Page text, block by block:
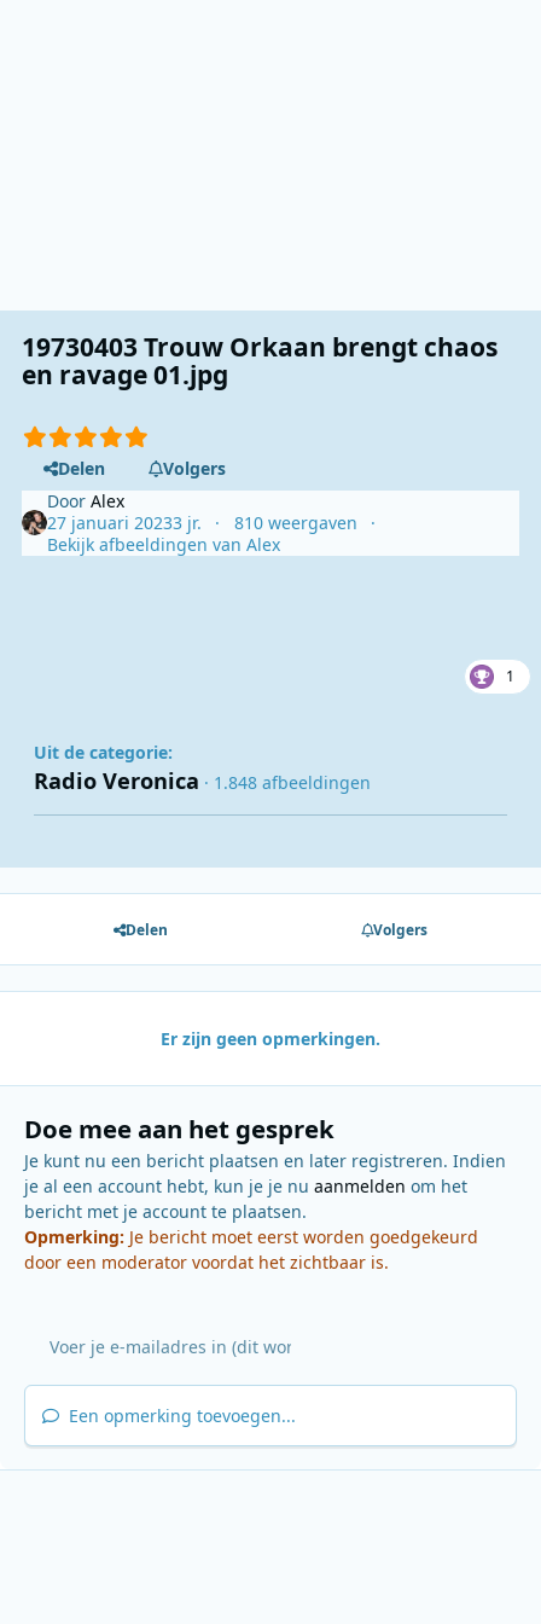
19730403 Trouw Orkaan brengt chaos
en ravage 01.jpg
Delen
Volgers
DoorAlex
27 januari 20233 jr.
810 weergaven
Bekijk afbeeldingen van Alex
1
Uit de categorie:
Radio Veronica · 1.848 afbeeldingen
Delen Volgers
Er zijn geen opmerkingen.
Doe mee aan het gesprek
Je kunt nu een bericht plaatsen en later registreren. Indien
je al een account hebt, kun je je nu aanmelden om het
bericht met je account te plaatsen.
Opmerking: Je bericht moet eerst worden goedgekeurd
door een moderator voordat het zichtbaar is.
Een opmerking toevoegen...